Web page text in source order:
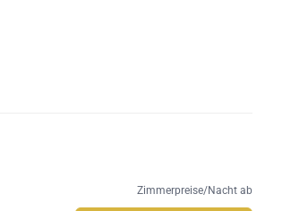
Zimmerpreise/Nacht ab